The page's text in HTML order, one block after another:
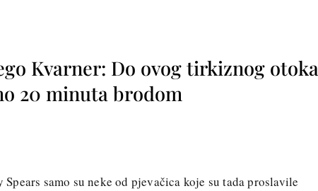
Kvarner: Do ovog tirkiznog otoka
20 minuta brodom
samo su neke od pjevačica koje su tada proslavile